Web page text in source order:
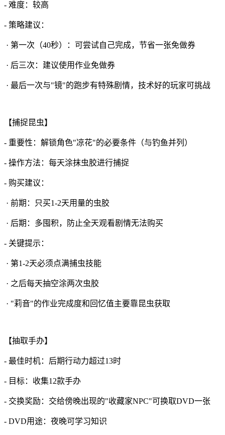
- 难度：较高
- 策略建议：
· 第一次（40秒）：可尝试自己完成，节省一张免做券
· 后三次：建议使用作业免做券
· 最后一次与"镜"的跑步有特殊剧情，技术好的玩家可挑战
【捕捉昆虫】
- 重要性：解锁角色"凉花"的必要条件（与钓鱼并列）
- 操作方法：每天涂抹虫胶进行捕捉
- 购买建议：
· 前期：只买1-2天用量的虫胶
· 后期：多囤积，防止全天观看剧情无法购买
- 关键提示：
· 第1-2天必须点满捕虫技能
· 之后每天抽空涂两次虫胶
· "莉音"的作业完成度和回忆值主要靠昆虫获取
【抽取手办】
- 最佳时机：后期行动力超过13时
- 目标：收集12款手办
- 交换奖励：交给傍晚出现的"收藏家NPC"可换取DVD一张
- DVD用途：夜晚可学习知识